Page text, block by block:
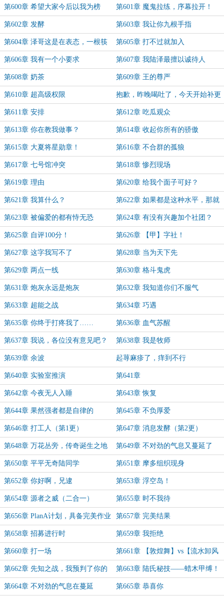
始！ 演讲
第600章 希望大家今后以我为榜
样！
第601章 魔鬼拉练，序幕拉开！
第602章 发酵 第603章 我让你九根手指
第604章 泽哥这是在表态，一根筷
子易折断
第605章 打不过就加入
第606章 我有一个小要求 第607章 我陆泽最擅以诚待人
第608章 奶茶 第609章 王的尊严
第610章 超高级权限 抱歉，昨晚喝吐了，今天开始补更
新……
第611章 安排 第612章 吃瓜观众
第613章 你在教我做事？ 第614章 收起你所有的骄傲
第615章 大夏将星勋章！ 第616章 不合群的孤狼
第617章 七号馆冲突 第618章 惨烈现场
第619章 理由 第620章 给我个面子可好？
第621章 我算什么？ 第622章 如果都是这种水平，那就
尽快注销了吧
第623章 被偏爱的都有恃无恐 第624章 有没有兴趣加个社团？
第625章 自评100分！ 第626章 【甲】字社！
第627章 这字我写不了 第628章 当为天下先
第629章 两点一线 第630章 格斗鬼虎
第631章 炮灰永远是炮灰 第632章 我知道你们不服气
第633章 超能之战 第634章 巧遇
第635章 你终于打疼我了…… 第636章 血气苏醒
第637章 我说，各位没有意见吧？ 第638章 我是牧师
第639章 余波 起荨麻疹了，痒到不行
第640章 实验室推演 第641章
第642章 今夜无人入睡 第643章 恢复
第644章 果然强者都是自律的 第645章 不负厚爱
第646章 打工人（第1更） 第647章 消息发酵（第2更）
第648章 万花丛旁，传奇诞生之地
（第3更）
第649章 不对劲的气息又蔓延了
（第4更）
第650章 平平无奇陆同学 第651章 摩多组织现身
第652章 你好啊，兄逮 第653章 浮空岛！
第654章 源者之威（二合一） 第655章 时不我待
第656章 PlanA计划，具备完美作业
条件！
第657章 完美结果
第658章 招募进行时 第659章 我拒绝
第660章 打一场 第661章 【敦煌舞】vs【流水卸风
拳】？
第662章 先知之战，我预判了你的
预判？
第663章 陆氏秘技——蜡木甲缚！
第664章 不对劲的气息在蔓延 第665章 恭喜你